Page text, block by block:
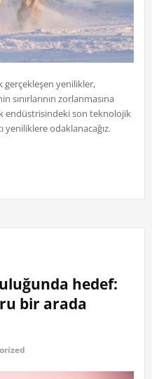
gerçekleşen yenilikler,
zorlanmasına
endüstrisindeki son teknolojik
yeniliklere odaklanacağız.
hedef:
bir arada